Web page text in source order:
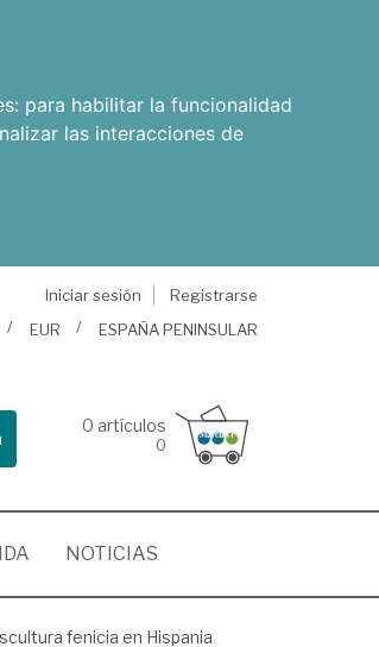
para habilitar la funcionalidad
las interacciones de
Iniciar sesión
Registrarse
EUR ESPAÑA PENINSULAR
0 artículos
0
NOTICIAS
fenicia en Hispania